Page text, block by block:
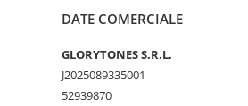
DATE COMERCIALE
GLORYTONES S.R.L.
J2025089335001
52939870